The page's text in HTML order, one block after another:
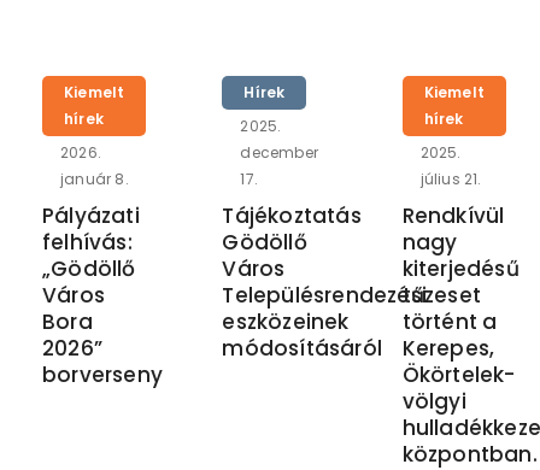
Kiemelt
hírek
2026.
január 8.
Pályázati
felhívás:
„Gödöllő
Város
Bora
2026”
borverseny
Hírek
2025.
december
17.
Tájékoztatás
Gödöllő
Város
Településrendezési
eszközeinek
módosításáról
Kiemelt
hírek
2025.
július 21.
Rendkívül
nagy
kiterjedésű
tűzeset
történt a
Kerepes,
Ökörtelek-
völgyi
központban.